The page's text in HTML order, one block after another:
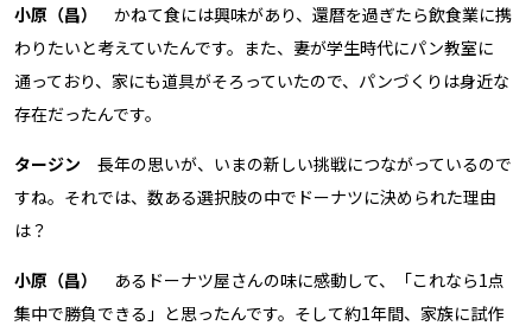
小原（昌）
かねて食には興味があり、還暦を過ぎたら飲食業に携
わりたいと考えていたんです。また、妻が学生時代にパン教室に
通っており、家にも道具がそろっていたので、パンづくりは身近な
存在だったんです。
タージン 長年の思いが、いまの新しい挑戦につながっているので
すね。それでは、数ある選択肢の中でドーナツに決められた理由
は？
小原（昌）
あるドーナツ屋さんの味に感動して、「これなら1点
集中で勝負できる」と思ったんです。そして約1年間、家族に試作